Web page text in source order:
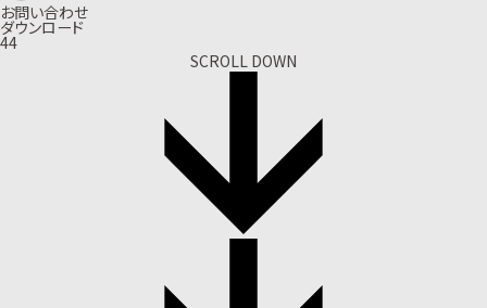
お問い合わせ
ダウンロード
44
SCROLL DOWN